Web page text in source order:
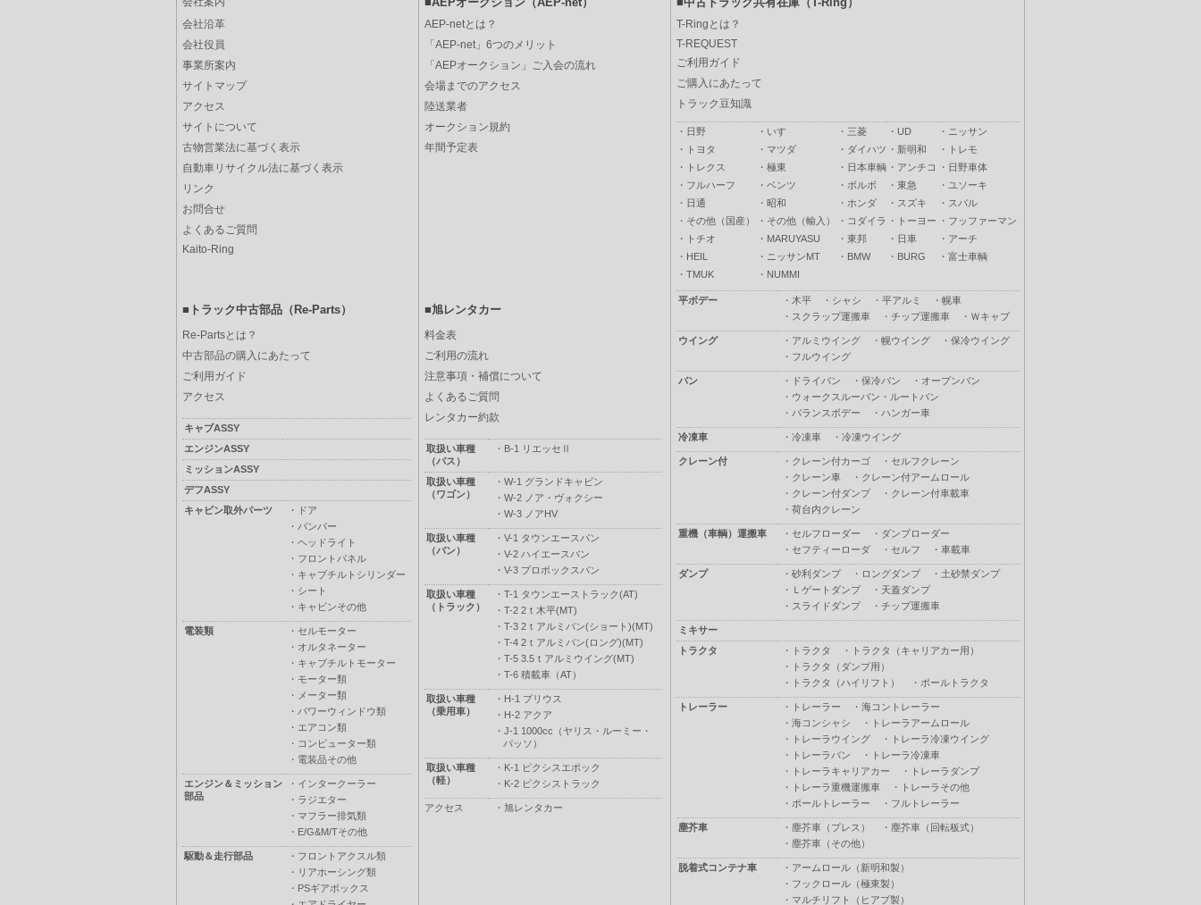
■AEPオークション（AEP-net） ■中古トラック共有在庫（T-Ring）
会社沿革
会社役員
事業所案内
サイトマップ
アクセス
サイトについて
古物営業法に基づく表示
自動車リサイクル法に基づく表示
リンク
お問合せ
よくあるご質問
Kaito-Ring
AEP-netとは？
「AEP-net」6つのメリット
「AEPオークション」ご入会の流れ
会場までのアクセス
陸送業者
オークション規約
年間予定表
T-Ringとは？
T-REQUEST
ご利用ガイド
ご購入にあたって
トラック豆知識
・ 日野 ・ いすゞ ・ 三菱 ・ UD ・ ニッサン
・
トヨタ ・ マツダ ・ ダイハツ ・ 新明和 ・
トレモ
・
トレクス ・ 極東 ・ 日本車輌 ・ アンチコ ・ 日野車体
・ フルハーフ ・ ベンツ ・ ボルボ ・ 東急 ・ ユソーキ
・ 日通 ・ 昭和 ・ ホンダ ・ スズキ ・ スバル
・ その他（国産） ・ その他（輸入） ・ コダイラ ・ トーヨー ・ フッファーマン
・
トチオ ・ MARUYASU ・ 東邦 ・ 日車 ・ アーチ
・ HEIL ・ ニッサンMT ・ BMW ・ BURG ・ 富士車輌
・ TMUK ・ NUMMI
平ボデー ・ 木平 ・ シャシ ・ 平アルミ ・ 幌車
・ スクラップ運搬車 ・ チップ運搬車 ・ Ｗキャブ
ウイング ・ アルミウイング ・ 幌ウイング ・ 保冷ウイング
・ フルウイング
バン ・ ドライバン ・ 保冷バン ・ オープンバン
・ ウォークスルーバン・ルートバン
・ バランスボデー ・ ハンガー車
冷凍車 ・ 冷凍車 ・ 冷凍ウイング
クレーン付 ・ クレーン付カーゴ ・ セルフクレーン
・ クレーン車 ・ クレーン付アームロール
・ クレーン付ダンプ ・ クレーン付車載車
・ 荷台内クレーン
重機（車輌）運搬車 ・ セルフローダー ・ ダンプローダー
・ セフティーローダ ・ セルフ ・ 車載車
ダンプ ・ 砂利ダンプ ・ ロングダンプ ・ 土砂禁ダンプ
・ Ｌゲートダンプ ・ 天蓋ダンプ
・ スライドダンプ ・ チップ運搬車
ミキサー
トラクタ
・ トラクタ ・
トラクタ（キャリアカー用）
・
トラクタ（ダンプ用）
・
トラクタ（ハイリフト） ・ ポールトラクタ
トレーラー ・ トレーラー ・ 海コントレーラー
・ 海コンシャシ ・
トレーラアームロール
・
トレーラウイング ・
トレーラ冷凍ウイング
・
トレーラバン ・
トレーラ冷凍車
・
トレーラキャリアカー ・
トレーラダンプ
・
トレーラ重機運搬車 ・
トレーラその他
・ ポールトレーラー ・ フルトレーラー
塵芥車 ・ 塵芥車（プレス） ・ 塵芥車（回転板式）
・ 塵芥車（その他）
脱着式コンテナ車 ・ アームロール（新明和製）
・ フックロール（極東製）
・ マルチリフト（ヒアブ製）
■トラック中古部品（Re-Parts） ■旭レンタカー
Re-Partsとは？
中古部品の購入にあたって
ご利用ガイド
アクセス
キャブASSY
エンジンASSY
ミッションASSY
デフASSY
キャビン取外パーツ
・
ドア
・ バンパー
・ ヘッドライト
・ フロントパネル
・ キャブチルトシリンダー
・ シート
・ キャビンその他
電装類 ・ セルモーター
・ オルタネーター
・ キャブチルトモーター
・ モーター類
・ メーター類
・ パワーウィンドウ類
・ エアコン類
・ コンピューター類
・ 電装品その他
エンジン＆ミッション
部品
・ インタークーラー
・ ラジエター
・ マフラー排気類
・ E/G&M/Tその他
駆動＆走行部品 ・ フロントアクスル類
・ リアホーシング類
・ PSギアボックス
料金表
ご利用の流れ
注意事項・補償について
よくあるご質問
レンタカー約款
取扱い車種
（バス）
・ B-1 リエッセⅡ
取扱い車種
（ワゴン）
・ W-1 グランドキャビン
・ W-2 ノア・ヴォクシー
・ W-3 ノアHV
取扱い車種
（バン）
・ V-1 タウンエースバン
・ V-2 ハイエースバン
・ V-3 プロボックスバン
取扱い車種
（トラック）
・ T-1 タウンエーストラック(AT)
・ T-2 2ｔ木平(MT)
・ T-3 2ｔアルミバン(ショート)(MT)
・ T-4 2ｔアルミバン(ロング)(MT)
・ T-5 3.5ｔアルミウイング(MT)
・ T-6 積載車（AT）
取扱い車種
（乗用車）
・ H-1 プリウス
・ H-2 アクア
・ J-1 1000cc（ヤリス・ルーミー・
パッソ）
取扱い車種
（軽）
・ K-1 ピクシスエポック
・ K-2 ピクシストラック
アクセス ・ 旭レンタカー